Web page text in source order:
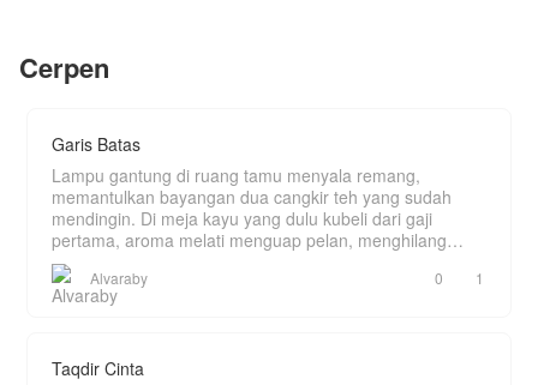
sesuatu padanya, yaitu Mendorongnya dari
tangga hingga ia sekarat.
Di saat ia sekarat, ia mendapatkan sebuah
berkah, yaitu sistem yang akan mengubah
keberuntungan, ia juga di cintai oleh istrinya.
Cerpen
Garis Batas
Lampu gantung di ruang tamu menyala remang,
memantulkan bayangan dua cangkir teh yang sudah
mendingin. Di meja kayu yang dulu kubeli dari gaji
pertama, aroma melati menguap pelan, menghilang
ditelan k
Alvaraby 0 1
Taqdir Cinta